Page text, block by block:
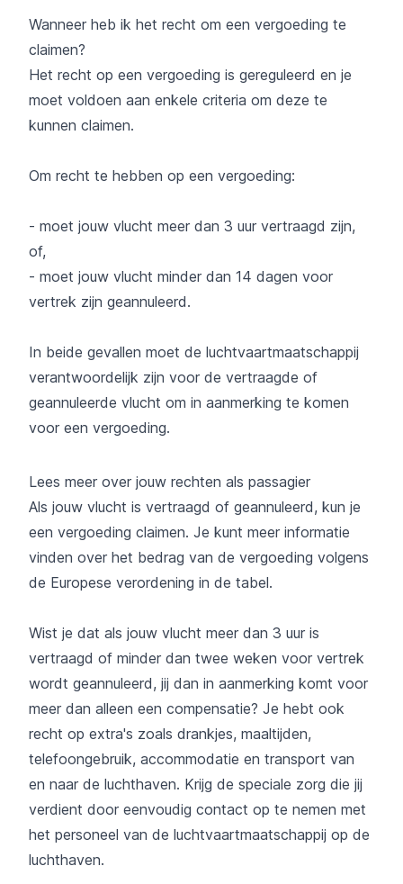
Wanneer heb ik het recht om een vergoeding te
claimen?
Het recht op een vergoeding is gereguleerd en je
moet voldoen aan enkele criteria om deze te
kunnen claimen.
Om recht te hebben op een vergoeding:
- moet jouw vlucht meer dan 3 uur vertraagd zijn,
of,
- moet jouw vlucht minder dan 14 dagen voor
vertrek zijn geannuleerd.
In beide gevallen moet de luchtvaartmaatschappij
verantwoordelijk zijn voor de vertraagde of
geannuleerde vlucht om in aanmerking te komen
voor een vergoeding.
Lees meer over jouw rechten als passagier
Als jouw vlucht is vertraagd of geannuleerd, kun je
een vergoeding claimen. Je kunt meer informatie
vinden over het bedrag van de vergoeding volgens
de Europese verordening in de tabel.
Wist je dat als jouw vlucht meer dan 3 uur is
vertraagd of minder dan twee weken voor vertrek
wordt geannuleerd, jij dan in aanmerking komt voor
meer dan alleen een compensatie? Je hebt ook
recht op extra's zoals drankjes, maaltijden,
telefoongebruik, accommodatie en transport van
en naar de luchthaven. Krijg de speciale zorg die jij
verdient door eenvoudig contact op te nemen met
het personeel van de luchtvaartmaatschappij op de
luchthaven.